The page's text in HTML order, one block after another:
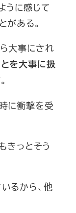
うに感じて
がある。
大事にされ
を大事に扱
に衝撃を受
きっとそう
るから、他